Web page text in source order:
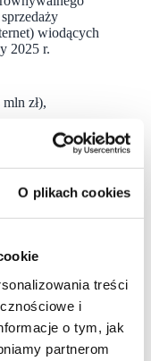
O plikach cookies
treści
i
o tym, jak
partnerom
wiodących
2025 r.
zł),
zł), co oznacza
co oznacza
2025 r.
57,6%
towarów
w analogicznym